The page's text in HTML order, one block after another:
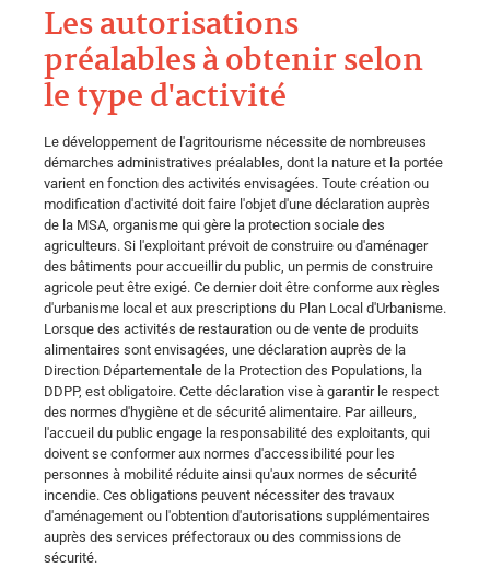
Les autorisations
préalables à obtenir selon
le type d'activité
Le développement de l'agritourisme nécessite de nombreuses
démarches administratives préalables, dont la nature et la portée
varient en fonction des activités envisagées. Toute création ou
modification d'activité doit faire l'objet d'une déclaration auprès
de la MSA, organisme qui gère la protection sociale des
agriculteurs. Si l'exploitant prévoit de construire ou d'aménager
des bâtiments pour accueillir du public, un permis de construire
agricole peut être exigé. Ce dernier doit être conforme aux règles
d'urbanisme local et aux prescriptions du Plan Local d'Urbanisme.
Lorsque des activités de restauration ou de vente de produits
alimentaires sont envisagées, une déclaration auprès de la
Direction Départementale de la Protection des Populations, la
DDPP, est obligatoire. Cette déclaration vise à garantir le respect
des normes d'hygiène et de sécurité alimentaire. Par ailleurs,
l'accueil du public engage la responsabilité des exploitants, qui
doivent se conformer aux normes d'accessibilité pour les
personnes à mobilité réduite ainsi qu'aux normes de sécurité
incendie. Ces obligations peuvent nécessiter des travaux
d'aménagement ou l'obtention d'autorisations supplémentaires
auprès des services préfectoraux ou des commissions de
sécurité.